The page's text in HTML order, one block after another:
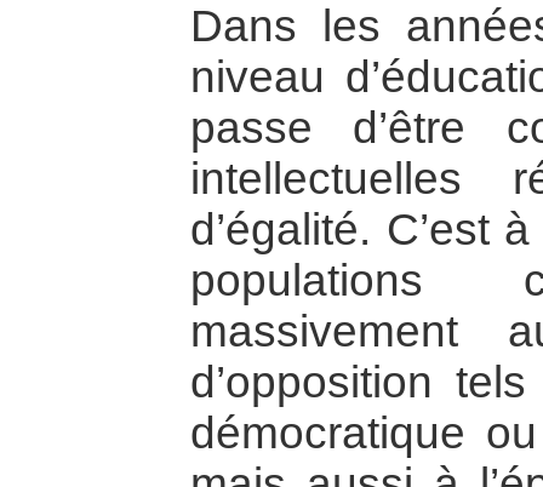
Dans les
niveau
passe d’être
intellectuelles
d’égalité. C’est
populations
massivement
d’opposition
démocratique